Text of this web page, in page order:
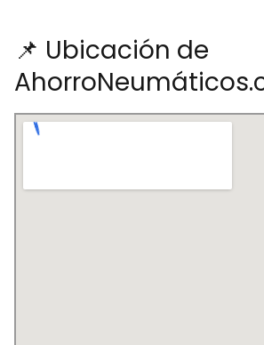
📌 Ubicación de